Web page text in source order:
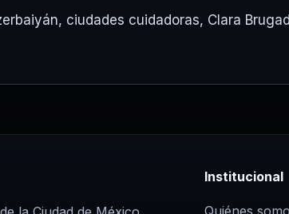
, ciudades cuidadoras, Clara
Institucional